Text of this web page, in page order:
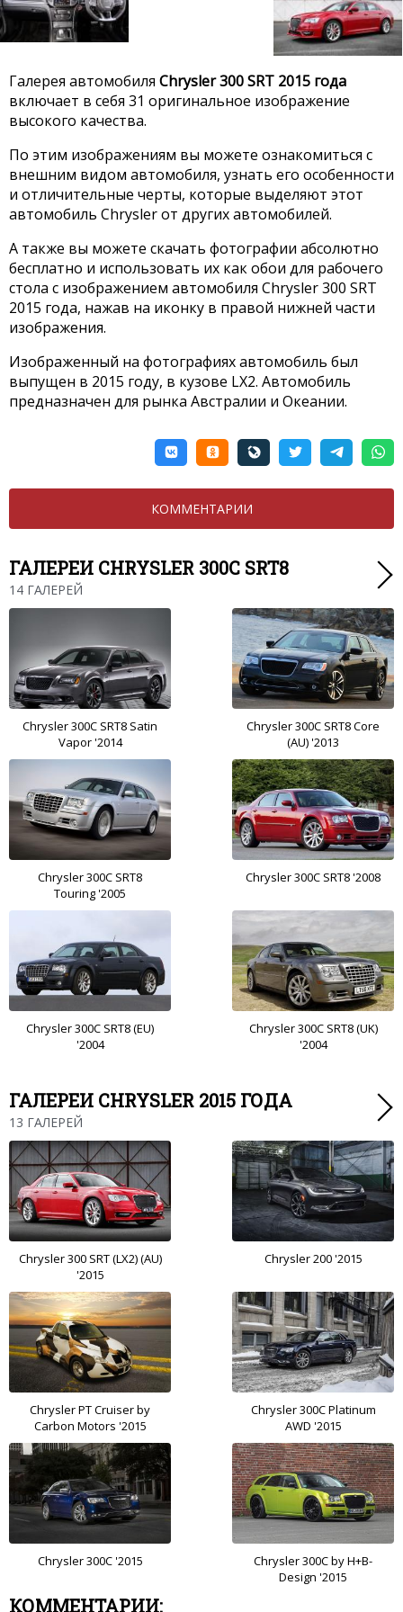
Галерея автомобиля Chrysler 300 SRT 2015 года
включает в себя 31 оригинальное изображение
высокого качества.
По этим изображениям вы можете ознакомиться с
внешним видом автомобиля, узнать его особенности
и отличительные черты, которые выделяют этот
автомобиль Chrysler от других автомобилей.
А также вы можете скачать фотографии абсолютно
бесплатно и использовать их как обои для рабочего
стола с изображением автомобиля Chrysler 300 SRT
2015 года, нажав на иконку в правой нижней части
изображения.
Изображенный на фотографиях автомобиль был
выпущен в 2015 году, в кузове LX2. Автомобиль
предназначен для рынка Австралии и Океании.
КОММЕНТАРИИ
ГАЛЕРЕИ CHRYSLER 300C SRT8
14 ГАЛЕРЕЙ
Chrysler 300C SRT8 Satin
Vapor '2014
Chrysler 300C SRT8 Core
(AU) '2013
Chrysler 300C SRT8
Touring '2005
Chrysler 300C SRT8 '2008
Chrysler 300C SRT8 (EU)
'2004
Chrysler 300C SRT8 (UK)
'2004
ГАЛЕРЕИ CHRYSLER 2015 ГОДА
13 ГАЛЕРЕЙ
Chrysler 300 SRT (LX2) (AU)
'2015
Chrysler 200 '2015
Chrysler PT Cruiser by
Carbon Motors '2015
Chrysler 300C Platinum
AWD '2015
Chrysler 300C '2015
Chrysler 300C by H+B-
Design '2015
КОММЕНТАРИИ: